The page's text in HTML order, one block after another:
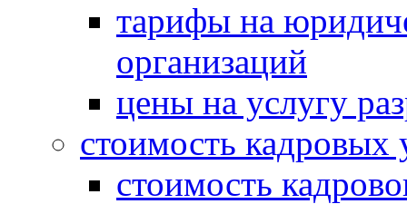
тарифы на
организаций
цены на услугу
стоимость кадровых
стоимость